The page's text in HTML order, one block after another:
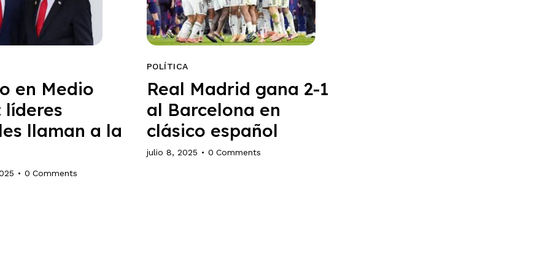
en Medio
líderes
llaman a la
0 Comments
POLÍTICA
Real Madrid gana 2-1
al Barcelona en
clásico español
julio 8, 2025 0 Comments